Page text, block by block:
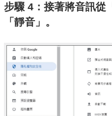
步驟 4：接著將音訊從
「靜音」。